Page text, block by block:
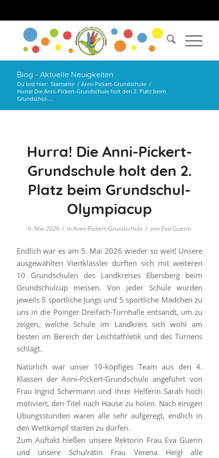
Blog - Aktuelle Neuigkeiten
Du bist hier: Startseite / Anni-Pickert-Grundschule /
Hurra! Die Anni-Pickert-Grundschule holt den 2. Platz beim
Grundschul-...
Hurra! Die Anni-Pickert-
Grundschule holt den 2.
Platz beim Grundschul-
Olympiacup
9. Mai 2026 / inAnni-Pickert-Grundschule / von Eva Guerin
Endlich war es am 5. Mai 2026 wieder so weit! Unsere
ausgewählten Viertklässler durften sich mit weiteren
10 Grundschulen des Landkreises Ebersberg beim
Grundschulcup messen. Von jeder Schule wurden
jeweils 5 sportliche Jungs und 5 sportliche Mädchen zu
uns in die Poinger Dreifach-Turnhalle entsandt, um zu
zeigen, welche Schule im Landkreis sich wohl am
besten im Bereich der Leichtathletik und des Turnens
schlägt.
Natürlich war unser 10-köpfiges Team aus den 4.
Klassen der Anni-Pickert-Grundschule angeführt von
Frau Ingrid Schermann und ihrer Helferin Sarah hoch
motiviert, den Titel nach Hause zu holen. Nach einigen
Übungsstunden waren alle sehr aufgeregt, endlich in
den Wettkampf starten zu dürfen.
Zum Auftakt hießen unsere Rektorin Frau Eva Guerin
und unsere Schulrätin Frau Verena Heigl alle